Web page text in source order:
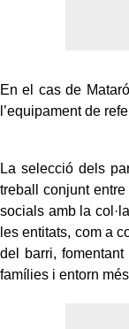
En el cas de
l’equipament de
La selecció dels
treball conjunt
socials amb la
les entitats, com a
del barri,
famílies i entorn